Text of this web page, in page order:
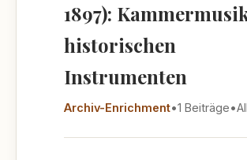
1897):
historischen
Instrumenten
Archiv-Enrichment•1 Beiträge•